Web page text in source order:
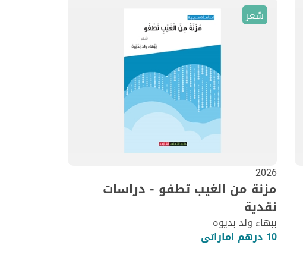
شعر
2026
مزنة من الغيب تطفو - دراسات
نقدية
ببهاء ولد بديوه
10 درهم اماراتي